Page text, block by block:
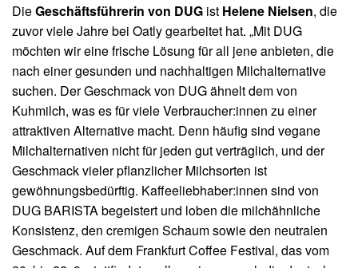
DieGeschäftsführerin von DUG ist Helene Nielsen, die
zuvor viele Jahre bei Oatly gearbeitet hat. „Mit DUG
möchten wir eine frische Lösung für all jene anbieten, die
nach einer gesunden und nachhaltigen Milchalternative
suchen. Der Geschmack von DUG ähnelt dem von
Kuhmilch, was es für viele Verbraucher:innen zu einer
attraktiven Alternative macht. Denn häufig sind vegane
Milchalternativen nicht für jeden gut verträglich, und der
Geschmack vieler pflanzlicher Milchsorten ist
gewöhnungsbedürftig. Kaffeeliebhaber:innen sind von
DUG BARISTA begeistert und loben die milchähnliche
Konsistenz, den cremigen Schaum sowie den neutralen
Geschmack. Auf dem Frankfurt Coffee Festival, das vom